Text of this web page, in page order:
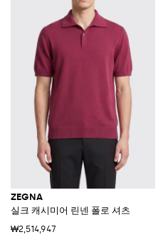
ZEGNA
실크 캐시미어 린넨 폴로 셔츠
₩2,514,947